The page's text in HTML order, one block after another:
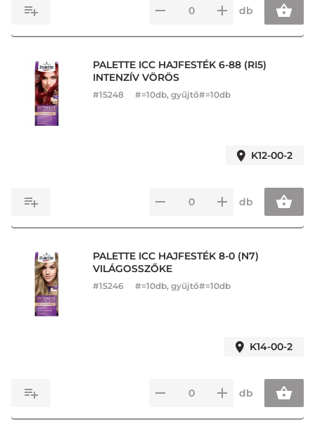
db
PALETTE ICC HAJFESTÉK 6-88 (RI5)
INTENZÍV VÖRÖS
#15248 #=10db, gyűjtő#=10db
K12-00-2
db
PALETTE ICC HAJFESTÉK 8-0 (N7)
VILÁGOSSZŐKE
#15246 #=10db, gyűjtő#=10db
K14-00-2
db